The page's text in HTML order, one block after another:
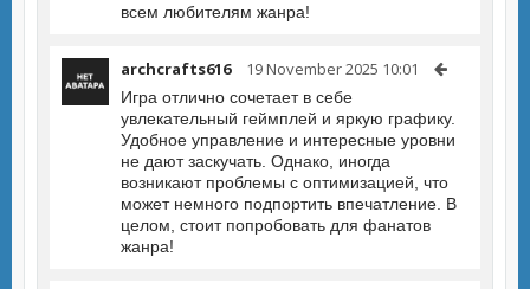
всем любителям жанра!
archcrafts616 19 November 2025 10:01
Игра отлично сочетает в себе
увлекательный геймплей и яркую графику.
Удобное управление и интересные уровни
не дают заскучать. Однако, иногда
возникают проблемы с оптимизацией, что
может немного подпортить впечатление. В
целом, стоит попробовать для фанатов
жанра!